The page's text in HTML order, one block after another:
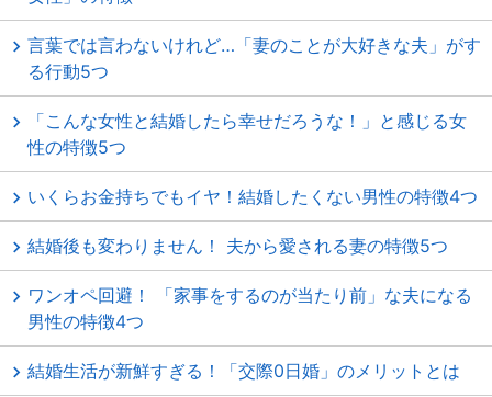
言葉では言わないけれど…「妻のことが大好きな夫」がす
る行動5つ
「こんな女性と結婚したら幸せだろうな！」と感じる女
性の特徴5つ
いくらお金持ちでもイヤ！結婚したくない男性の特徴4つ
結婚後も変わりません！ 夫から愛される妻の特徴5つ
ワンオペ回避！ 「家事をするのが当たり前」な夫になる
男性の特徴4つ
結婚生活が新鮮すぎる！「交際0日婚」のメリットとは